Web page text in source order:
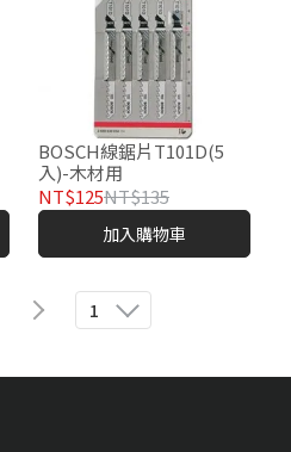
BOSCH線鋸片T101D(5
入)-木材用
NT$125NT$135
加入購物車
1